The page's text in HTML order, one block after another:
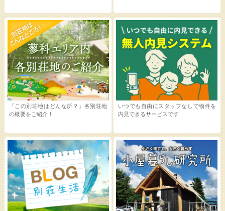
いつでも自由にスタッフなしで物件を
内見できるサービスです
「この別荘地はどんな所？」各別荘地
の概要をご紹介！